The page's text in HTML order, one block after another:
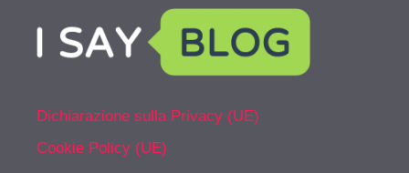
Dichiarazione sulla Privacy (UE)
Cookie Policy (UE)